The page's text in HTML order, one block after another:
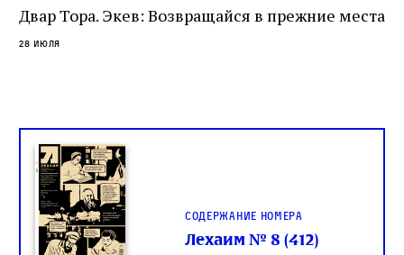
Двар Тора. Экев: Возвращайся в прежние места
28 июля
Содержание номера
Лехаим № 8 (412)